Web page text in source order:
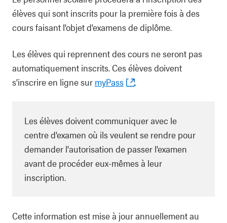
élèves qui sont inscrits pour la première fois à des
cours faisant l'objet d'examens de diplôme.
Les élèves qui reprennent des cours ne seront pas
automatiquement inscrits. Ces élèves doivent
s'inscrire en ligne sur myPass .
Les élèves doivent communiquer avec le
centre d'examen où ils veulent se rendre pour
demander l'autorisation de passer l'examen
avant de procéder eux-mêmes à leur
inscription.
Cette information est mise à jour annuellement au